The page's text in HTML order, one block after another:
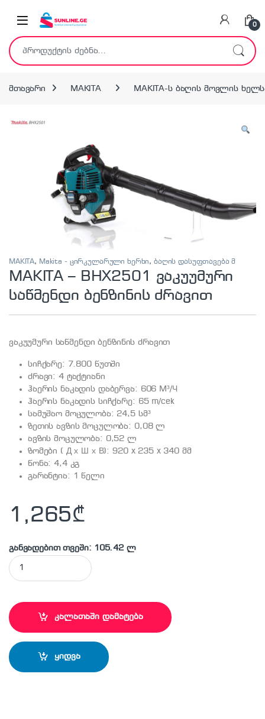
0
ძებნა:
მთავარი MAKITA MAKITA-ს ბაღის მოვლის
MAKITA, Makita - ცირკულარული ხერხი,ბაღის დასუფთავება მ
MAKITA – BHX2501 ვაკუუმური
საწმენდი ბენზინის ძრავით
ვაკუუმური საწმენდი ბენზინის ძრავით
სიჩქარე: 7.800 წუთში
ძრავი: 4 ტაქტიანი
ჰაერის ნაკადის დაბერვა: 606 M³/Ч
ჰაერის ნაკადის სიჩქარე: 65 m/cek
სამუშაო მოცულობა: 24,5 სმ³
ზეთის ავზის მოცულობა: 0,08 ლ
ავზის მოცულობა: 0,52 ლ
ზომები ( Д х Ш х В): 920 x 235 x 340 მმ
წონა: 4,4 კგ
გარანტია: 1 წელი
1,265₾
განვადებით თვეში: 105.42 ლ
MAKITA - BHX2501 ვაკუუმური საწმენდი ბენზინის ძრავით
კალათაში დამატება
ყიდვა